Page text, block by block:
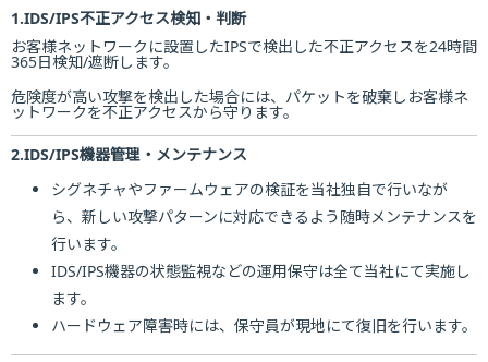
1.IDS/IPS不正アクセス検知・判断
お客様ネットワークに設置したIPSで検出した不正アクセスを24時間
365日検知/遮断します。
危険度が高い攻撃を検出した場合には、パケットを破棄しお客様ネ
ットワークを不正アクセスから守ります。
2.IDS/IPS機器管理・メンテナンス
シグネチャやファームウェアの検証を当社独自で行いなが
ら、新しい攻撃パターンに対応できるよう随時メンテナンスを
行います。
IDS/IPS機器の状態監視などの運用保守は全て当社にて実施し
ます。
ハードウェア障害時には、保守員が現地にて復旧を行います。